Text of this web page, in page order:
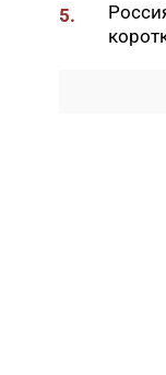
10:01
5.